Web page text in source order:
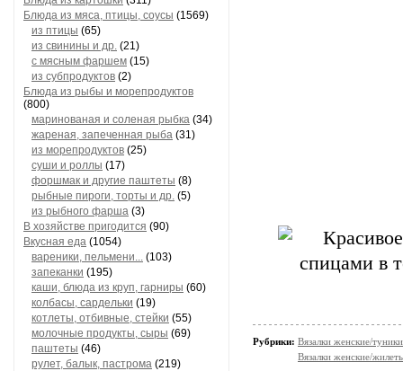
Блюда из мяса, птицы, соусы (1569)
из птицы (65)
из свинины и др. (21)
с мясным фаршем (15)
из субпродуктов (2)
Блюда из рыбы и морепродуктов
(800)
маринованая и соленая рыбка (34)
жареная, запеченная рыба (31)
из морепродуктов (25)
суши и роллы (17)
форшмак и другие паштеты (8)
рыбные пироги, торты и др. (5)
из рыбного фарша (3)
В хозяйстве пригодится (90)
Вкусная еда (1054)
вареники, пельмени... (103)
запеканки (195)
каши, блюда из круп, гарниры (60)
колбасы, сардельки (19)
котлеты, отбивные, стейки (55)
молочные продукты, сыры (69)
паштеты (46)
рулет, балык, пастрома (219)
Рубрики: Вязалки женские/
Вязалки женские/